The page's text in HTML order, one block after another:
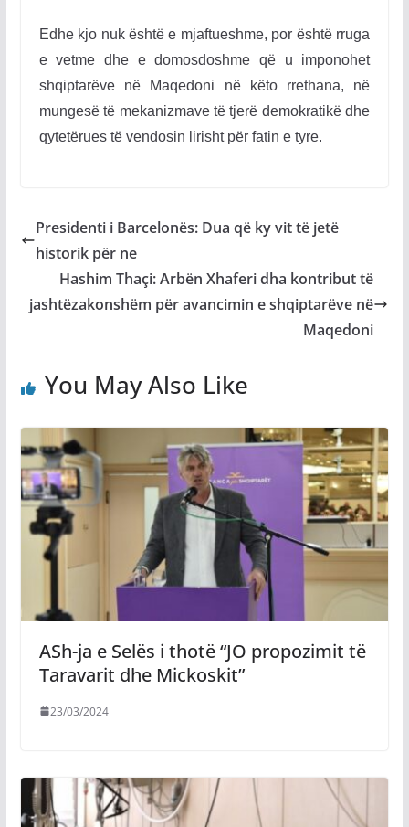
Edhe kjo nuk është e mjaftueshme, por është rruga
e vetme dhe e domosdoshme që u imponohet
shqiptarëve në Maqedoni në këto rrethana, në
mungesë të mekanizmave të tjerë demokratikë dhe
qytetërues të vendosin lirisht për fatin e tyre.
Presidenti i Barcelonës: Dua që ky vit të jetë
historik për ne
Hashim Thaçi: Arbën Xhaferi dha kontribut të
jashtëzakonshëm për avancimin e shqiptarëve në
Maqedoni
You May Also Like
ASh-ja e Selës i thotë “JO propozimit të
Taravarit dhe Mickoskit”
23/03/2024